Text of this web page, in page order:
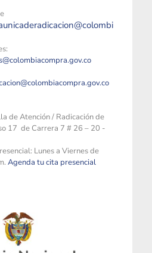
de Atención / Radicación de
17 de Carrera 7 # 26 – 20 -
Lunes a Viernes de
Agenda tu cita presencial